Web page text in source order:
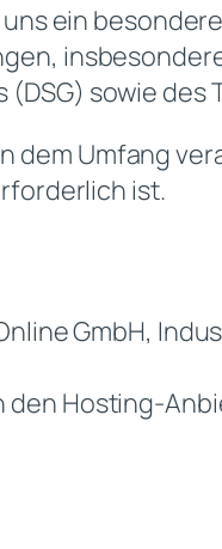
ein
sowie des
dem Umfang
ist.
GmbH,
den Hosting-